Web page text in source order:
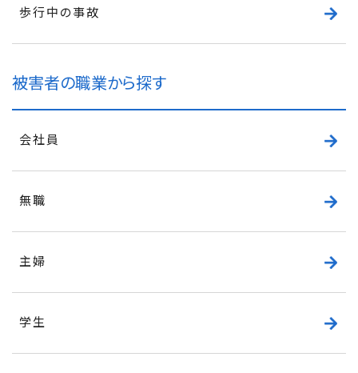
歩行中の事故
被害者の職業から探す
会社員
無職
主婦
学生